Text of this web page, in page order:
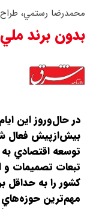
محمدرضا رستمي،
بدون برند
در حال‌و‌روز اين
بيش‌از‌پيش فعال
توسعه اقتصادي به‌
تبعات تصميمات و
کشور را به حداقل
مهم‌ترين حوزه‌هاي